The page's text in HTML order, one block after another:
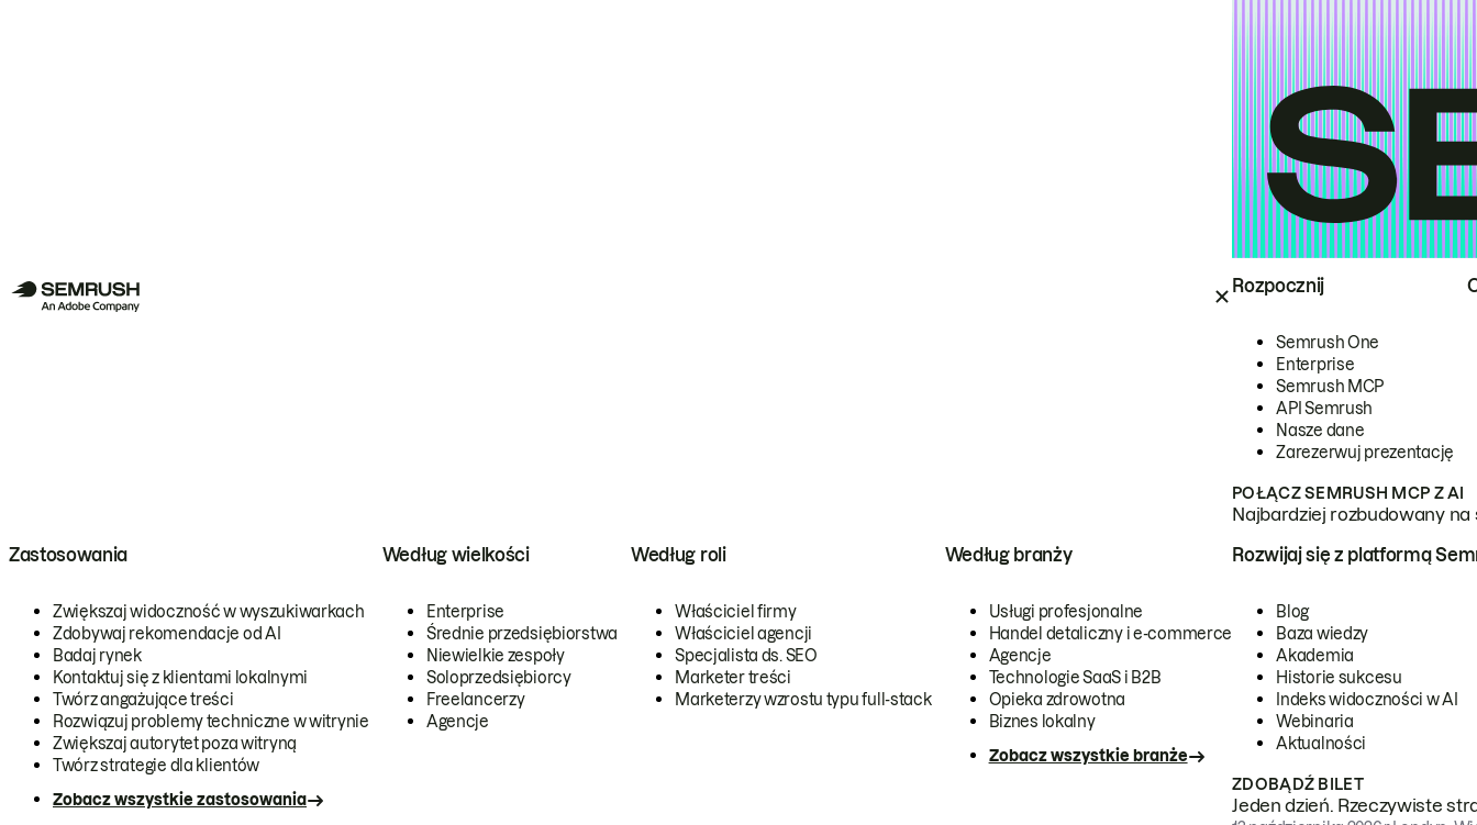
Rozpocznij
Semrush One
Enterprise
Semrush MCP
API Semrush
Nasze dane
Zarezerwuj prezentację
POŁĄCZ SEMRUSH MCP Z AI
Najbardziej rozbudowany
Zastosowania
Zwiększaj widoczność w wyszukiwarkach
Zdobywaj rekomendacje od AI
Badaj rynek
Kontaktuj się z klientami lokalnymi
Twórz angażujące treści
Rozwiązuj problemy techniczne w witrynie
Zwiększaj autorytet poza witryną
Twórz strategie dla klientów
Zobacz wszystkie zastosowania
Według wielkości
Enterprise
Średnie przedsiębiorstwa
Niewielkie zespoły
Soloprzedsiębiorcy
Freelancerzy
Agencje
Według roli
Właściciel firmy
Właściciel agencji
Specjalista ds. SEO
Marketer treści
Marketerzy wzrostu typu full-stack
Według branży
Usługi profesjonalne
Handel detaliczny i e-commerce
Agencje
Technologie SaaS i B2B
Opieka zdrowotna
Biznes lokalny
Zobacz wszystkie branże
Rozwijaj się z platformą
Blog
Baza wiedzy
Akademia
Historie sukcesu
Indeks widoczności w AI
Webinaria
Aktualności
ZDOBĄDŹ BILET
Jeden dzień. Rzeczywiste